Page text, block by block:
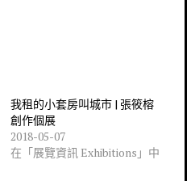
我租的小套房叫城市 | 張筱榕
創作個展
2018-05-07
在「展覽資訊 Exhibitions」中